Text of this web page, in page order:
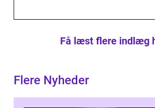
Få læst flere indlæg
Flere Nyheder